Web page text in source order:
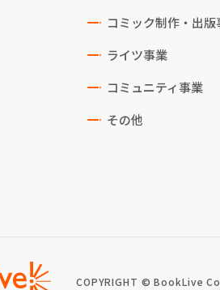
コミック制作・出版
ライツ事業
コミュニティ事業
その他
COPYRIGHT © BookLive